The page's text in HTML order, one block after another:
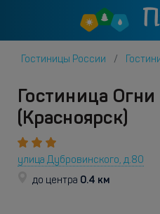
Гостиницы России
Гостиница
(Красноярск)
улица Дубровинского, д.80
до центра 0.4 км